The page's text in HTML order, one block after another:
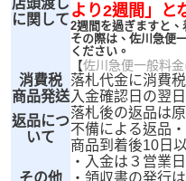
に関して より2週間」と
2週間を過ぎますと、
その際は、佐川急便
ください。
【佐川急便一般料
消費税
落札代金に消費
商品発送 入金確認日の翌
返品につ
いて
落札後の返品は
不備による返品
商品到着後10日
その他
・入金は３営業
・領収書の発行